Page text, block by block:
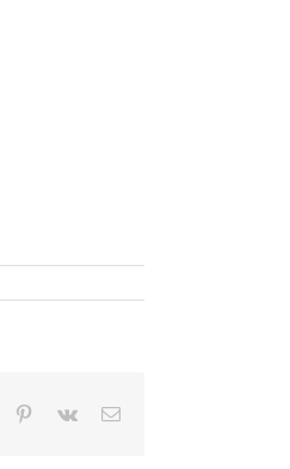
Tumblr Pinterest
Vk
電